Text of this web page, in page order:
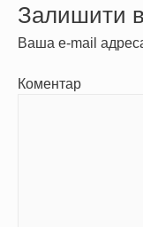
Залишити
Ваша e-mail
Коментар